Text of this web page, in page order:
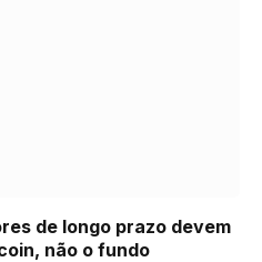
de longo prazo devem
não o fundo